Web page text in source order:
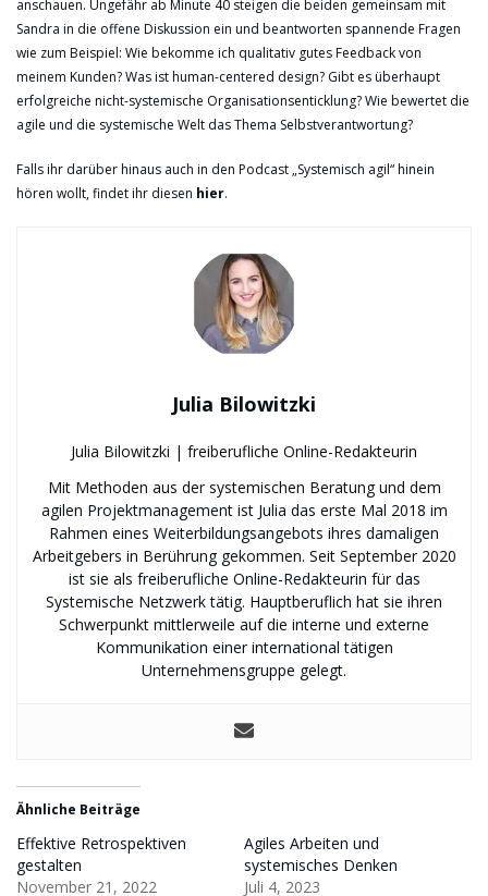
anschauen. Ungefähr ab Minute 40 steigen die beiden gemeinsam mit
Sandra in die offene Diskussion ein und beantworten spannende Fragen
wie zum Beispiel: Wie bekomme ich qualitativ gutes Feedback von
meinem Kunden? Was ist human-centered design? Gibt es überhaupt
erfolgreiche nicht-systemische Organisationsenticklung? Wie bewertet die
agile und die systemische Welt das Thema Selbstverantwortung?
Falls ihr darüber hinaus auch in den Podcast „Systemisch agil“ hinein
hören wollt, findet ihr diesen hier.
Julia Bilowitzki
Julia Bilowitzki | freiberufliche Online-Redakteurin
Mit Methoden aus der systemischen Beratung und dem
agilen Projektmanagement ist Julia das erste Mal 2018 im
Rahmen eines Weiterbildungsangebots ihres damaligen
Arbeitgebers in Berührung gekommen. Seit September 2020
ist sie als freiberufliche Online-Redakteurin für das
Systemische Netzwerk tätig. Hauptberuflich hat sie ihren
Schwerpunkt mittlerweile auf die interne und externe
Kommunikation einer international tätigen
Unternehmensgruppe gelegt.
Ähnliche Beiträge
Effektive Retrospektiven
gestalten
November 21, 2022
Agiles Arbeiten und
systemisches Denken
Juli 4, 2023